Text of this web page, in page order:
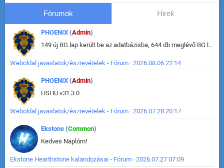
Fórumok Hirek
PHOENIX (Admin)
149 új BG lap került be az adatbázisba, 644 db meglévő BG lap módosult, bekerültek az új képek a megváltozott lapokhoz is.
Weboldal javaslatok/észrevételek - Fórum · 2026.08.06 22:14
PHOENIX (Admin)
HSHU v31.3.0
Weboldal javaslatok/észrevételek - Fórum · 2026.07.28 20:17
Ekstone (Common)
Kedves Naplóm!
Ekstone Hearthstone kalandozásai - Fórum · 2026.07.27 07:09